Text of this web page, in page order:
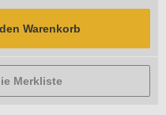
Warenkorb
Merkliste